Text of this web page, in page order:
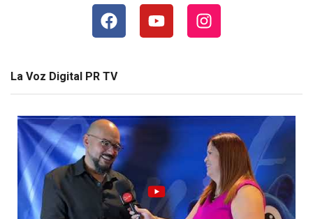
La Voz Digital PR TV